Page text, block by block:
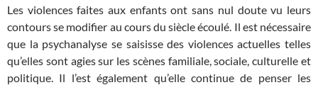
Les violences faites aux enfants ont sans nul doute vu leurs
contours se modifier au cours du siècle écoulé. Il est nécessaire
que la psychanalyse se saisisse des violences actuelles telles
qu’elles sont agies sur les scènes familiale, sociale, culturelle et
politique. Il l’est également qu’elle continue de penser les